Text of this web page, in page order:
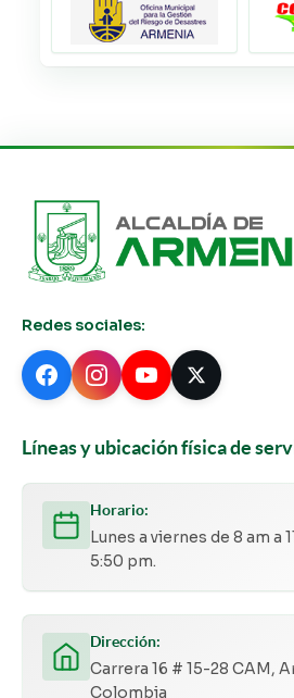
Redes sociales:
Líneas y ubicación física de
Horario:
Lunes a viernes de 8 am a
5:50 pm.
Dirección:
Carrera 16 # 15-28 CAM,
Colombia